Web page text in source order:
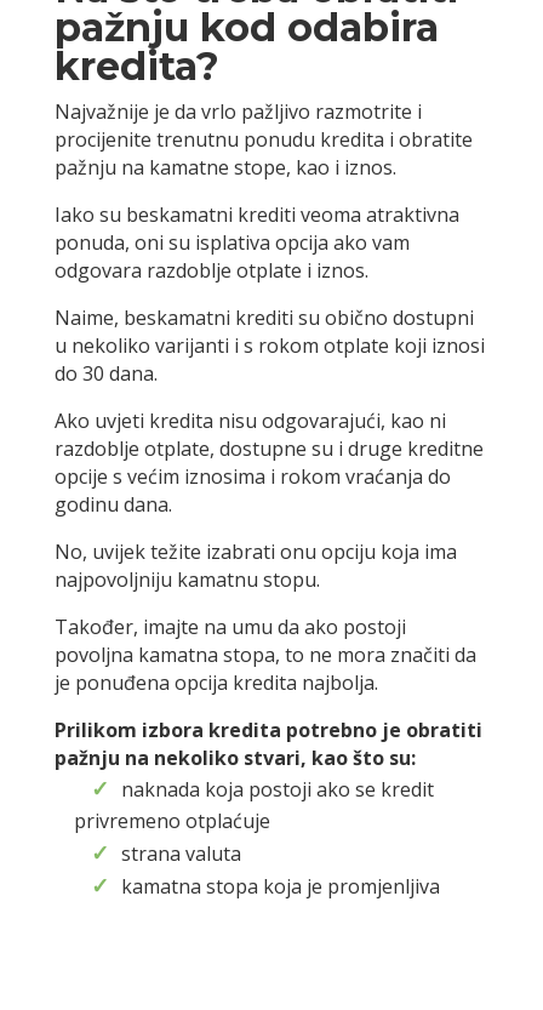
pažnju kod odabira
kredita?
Najvažnije je da vrlo pažljivo razmotrite i
procijenite trenutnu ponudu kredita i obratite
pažnju na kamatne stope, kao i iznos.
Iako su beskamatni krediti veoma atraktivna
ponuda, oni su isplativa opcija ako vam
odgovara razdoblje otplate i iznos.
Naime, beskamatni krediti su obično dostupni
u nekoliko varijanti i s rokom otplate koji iznosi
do 30 dana.
Ako uvjeti kredita nisu odgovarajući, kao ni
razdoblje otplate, dostupne su i druge kreditne
opcije s većim iznosima i rokom vraćanja do
godinu dana.
No, uvijek težite izabrati onu opciju koja ima
najpovoljniju kamatnu stopu.
Također, imajte na umu da ako postoji
povoljna kamatna stopa, to ne mora značiti da
je ponuđena opcija kredita najbolja.
Prilikom izbora kredita potrebno je obratiti
pažnju na nekoliko stvari, kao što su:
naknada koja postoji ako se kredit
privremeno otplaćuje
strana valuta
kamatna stopa koja je promjenljiva